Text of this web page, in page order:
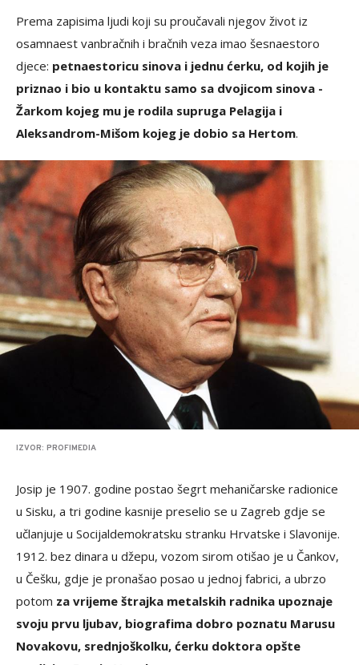
Prema zapisima ljudi koji su proučavali njegov život iz
osamnaest vanbračnih i bračnih veza imao šesnaestoro
djece: petnaestoricu sinova i jednu ćerku, od kojih je
priznao i bio u kontaktu samo sa dvojicom sinova -
Žarkom kojeg mu je rodila supruga Pelagija i
Aleksandrom-Mišom kojeg je dobio sa Hertom.
IZVOR: PROFIMEDIA
Josip je 1907. godine postao šegrt mehaničarske radionice
u Sisku, a tri godine kasnije preselio se u Zagreb gdje se
učlanjuje u Socijaldemokratsku stranku Hrvatske i Slavonije.
1912. bez dinara u džepu, vozom sirom otišao je u Čankov,
u Češku, gdje je pronašao posao u jednoj fabrici, a ubrzo
potom za vrijeme štrajka metalskih radnika upoznaje
svoju prvu ljubav, biografima dobro poznatu Marusu
Novakovu, srednjoškolku, ćerku doktora opšte